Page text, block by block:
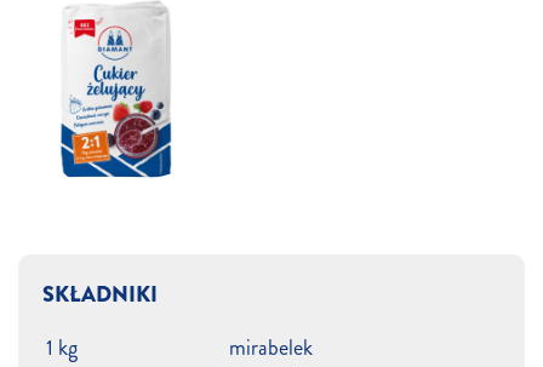
SKŁADNIKI
1 kg
mirabelek